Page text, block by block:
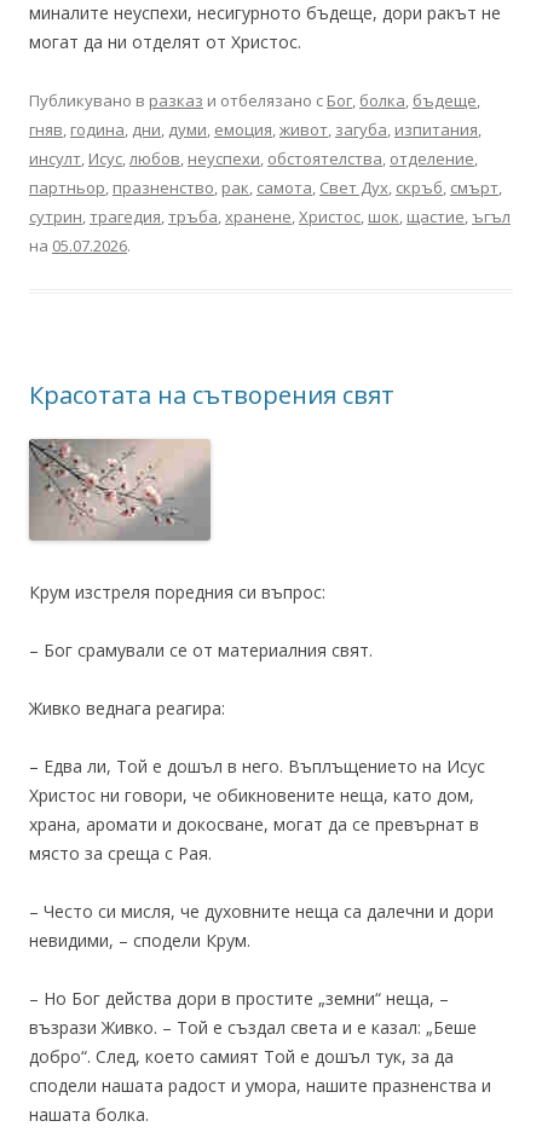
миналите неуспехи, несигурното бъдеще, дори ракът не
могат да ни отделят от Христос.
Публикувано в разказ и отбелязано с Бог, болка, бъдеще,
гняв, година, дни, думи, емоция,живот, загуба, изпитания,
инсулт, Исус,любов, неуспехи, обстоятелства, отделение,
партньор, празненство, рак, самота, Свет Дух, скръб, смърт,
сутрин,трагедия,тръба,хранене,Христос, шок, щастие,ъгъл
на 05.07.2026.
Красотата на сътворения свят
Крум изстреля поредния си въпрос:
– Бог срамували се от материалния свят.
Живко веднага реагира:
– Едва ли, Той е дошъл в него. Въплъщението на Исус
Христос ни говори, че обикновените неща, като дом,
храна, аромати и докосване, могат да се превърнат в
място за среща с Рая.
– Често си мисля, че духовните неща са далечни и дори
невидими, – сподели Крум.
– Но Бог действа дори в простите „земни“ неща, –
възрази Живко. – Той е създал света и е казал: „Беше
добро“. След, което самият Той е дошъл тук, за да
сподели нашата радост и умора, нашите празненства и
нашата болка.